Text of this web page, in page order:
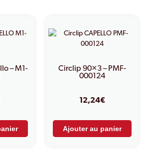
– M1-
Circlip 90×3 – PMF-
000124
12,24€
Ajouter au panier